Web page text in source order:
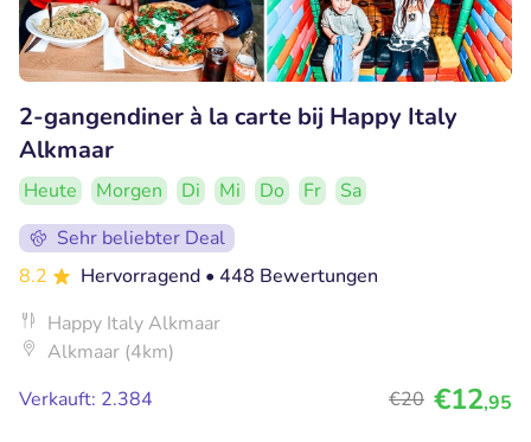
2-gangendiner à la carte bij Happy Italy
Alkmaar
Heute Morgen Di Mi Do Fr
Sa
Sehr beliebter Deal
8.2
Hervorragend • 448 Bewertungen
Happy Italy Alkmaar
Alkmaar (4km)
Verkauft: 2.384
€20 €12,95